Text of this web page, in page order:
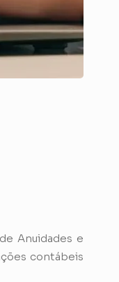
Anuidades e
contábeis